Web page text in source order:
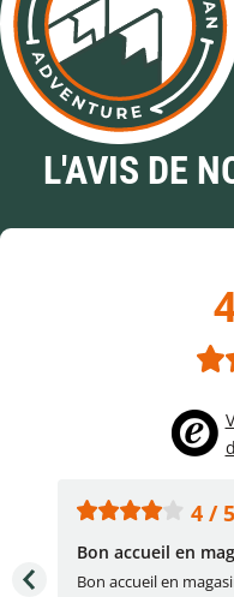
L'AVIS DE
4 / 5
Bon accueil en
Bon accueil en